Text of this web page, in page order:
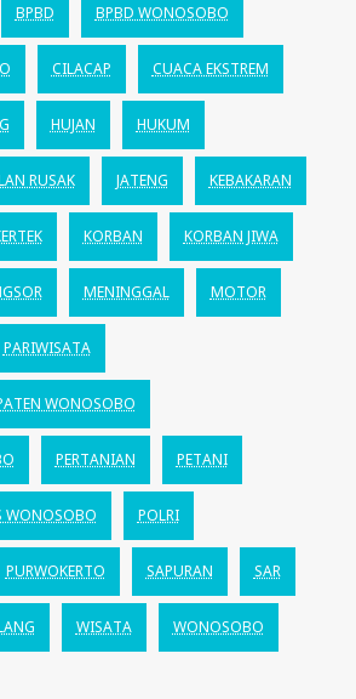
BPBD BPBD WONOSOBO
CILACAP CUACA EKSTREM
HUJAN HUKUM
RUSAK JATENG KEBAKARAN
KORBAN KORBAN JIWA
MENINGGAL MOTOR
PARIWISATA
WONOSOBO
PERTANIAN PETANI
WONOSOBO POLRI
PURWOKERTO SAPURAN SAR
WISATA WONOSOBO